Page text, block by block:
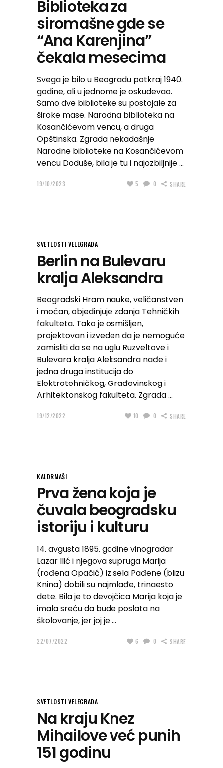
Biblioteka za
siromašne gde se
“Ana Karenjina”
čekala mesecima
Svega je bilo u Beogradu potkraj 1940.
godine, ali u jednome je oskudevao.
Samo dve biblioteke su postojale za
široke mase. Narodna biblioteka na
Kosančićevom vencu, a druga
Opštinska. Zgrada nekadašnje
Narodne biblioteke na Kosančićevom
vencu Doduše, bila je tu i najozbiljnije
19/10/2023 5 0 SHARE
SVETLOSTI VELEGRADA
Berlin na Bulevaru
kralja Aleksandra
Beogradski Hram nauke, veličanstven
i moćan, objedinjuje zdanja Tehničkih
fakulteta. Tako je osmišljen,
projektovan i izveden da je nemoguće
zamisliti da se na uglu Ruzveltove i
Bulevara kralja Aleksandra nađe i
jedna druga institucija do
Elektrotehničkog, Građevinskog i
Arhitektonskog fakulteta. Zgrada
19/12/2022 10 0 SHARE
KALDRMAŠI
Prva žena koja je
čuvala beogradsku
istoriju i kulturu
14. avgusta 1895. godine vinogradar
Lazar Ilić i njegova supruga Marija
(rođena Opačić) iz sela Pađene (blizu
Knina) dobili su najmlađe, trinaesto
dete. Bila je to devojčica Marija koja je
imala sreću da bude poslata na
školovanje, jer joj je
22/07/2022 6 0 SHARE
SVETLOSTI VELEGRADA
Na kraju Knez
Mihailove već punih
151 godinu